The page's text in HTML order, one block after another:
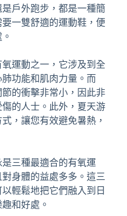
戶外跑步，都是一種簡
一雙舒適的運動鞋，便
運動之一，它涉及到全
功能和肌肉力量。而
的衝擊非常小，因此非
的人士。此外，夏天游
，讓您有效避免暑熱，
三種最適合的有氧運
身體的益處多多。這三
輕鬆地把它們融入到日
和好處。